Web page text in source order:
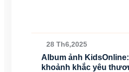
28 Th6,2025
Album ảnh
khoảnh khắc yêu